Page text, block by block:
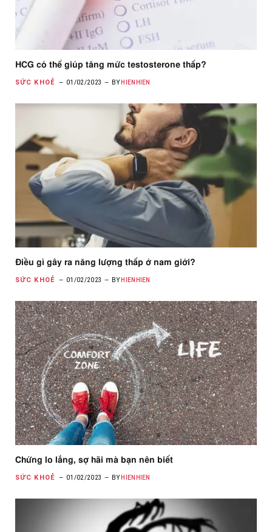
HCG có thể giúp tăng mức testosterone thấp?
SỨC KHOẺ 01/02/2023 BY HIENHIEN
Điều gì gây ra năng lượng thấp ở nam giới?
SỨC KHOẺ 01/02/2023 BY HIENHIEN
Chứng lo lắng, sợ hãi mà bạn nên biết
SỨC KHOẺ 01/02/2023 BY HIENHIEN